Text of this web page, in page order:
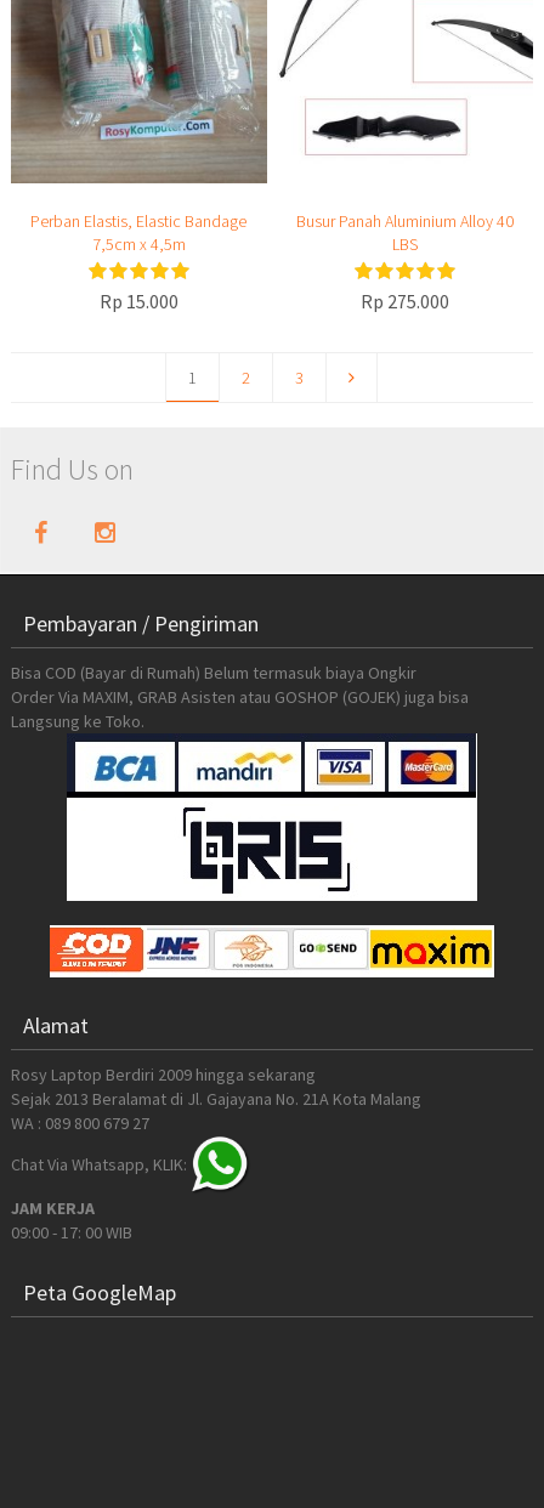
Perban Elastis, Elastic Bandage
7,5cm x 4,5m
Rp 15.000
Busur Panah Aluminium Alloy 40
LBS
Rp 275.000
1 2 3
Find Us on
Pembayaran / Pengiriman
Bisa COD (Bayar di Rumah) Belum termasuk biaya Ongkir
Order Via MAXIM, GRAB Asisten atau GOSHOP (GOJEK) juga bisa
Langsung ke Toko.
Alamat
Rosy Laptop Berdiri 2009 hingga sekarang
Sejak 2013 Beralamat di Jl. Gajayana No. 21A Kota Malang
WA : 089 800 679 27
Chat Via Whatsapp, KLIK:
JAM KERJA
09:00 - 17: 00 WIB
Peta GoogleMap